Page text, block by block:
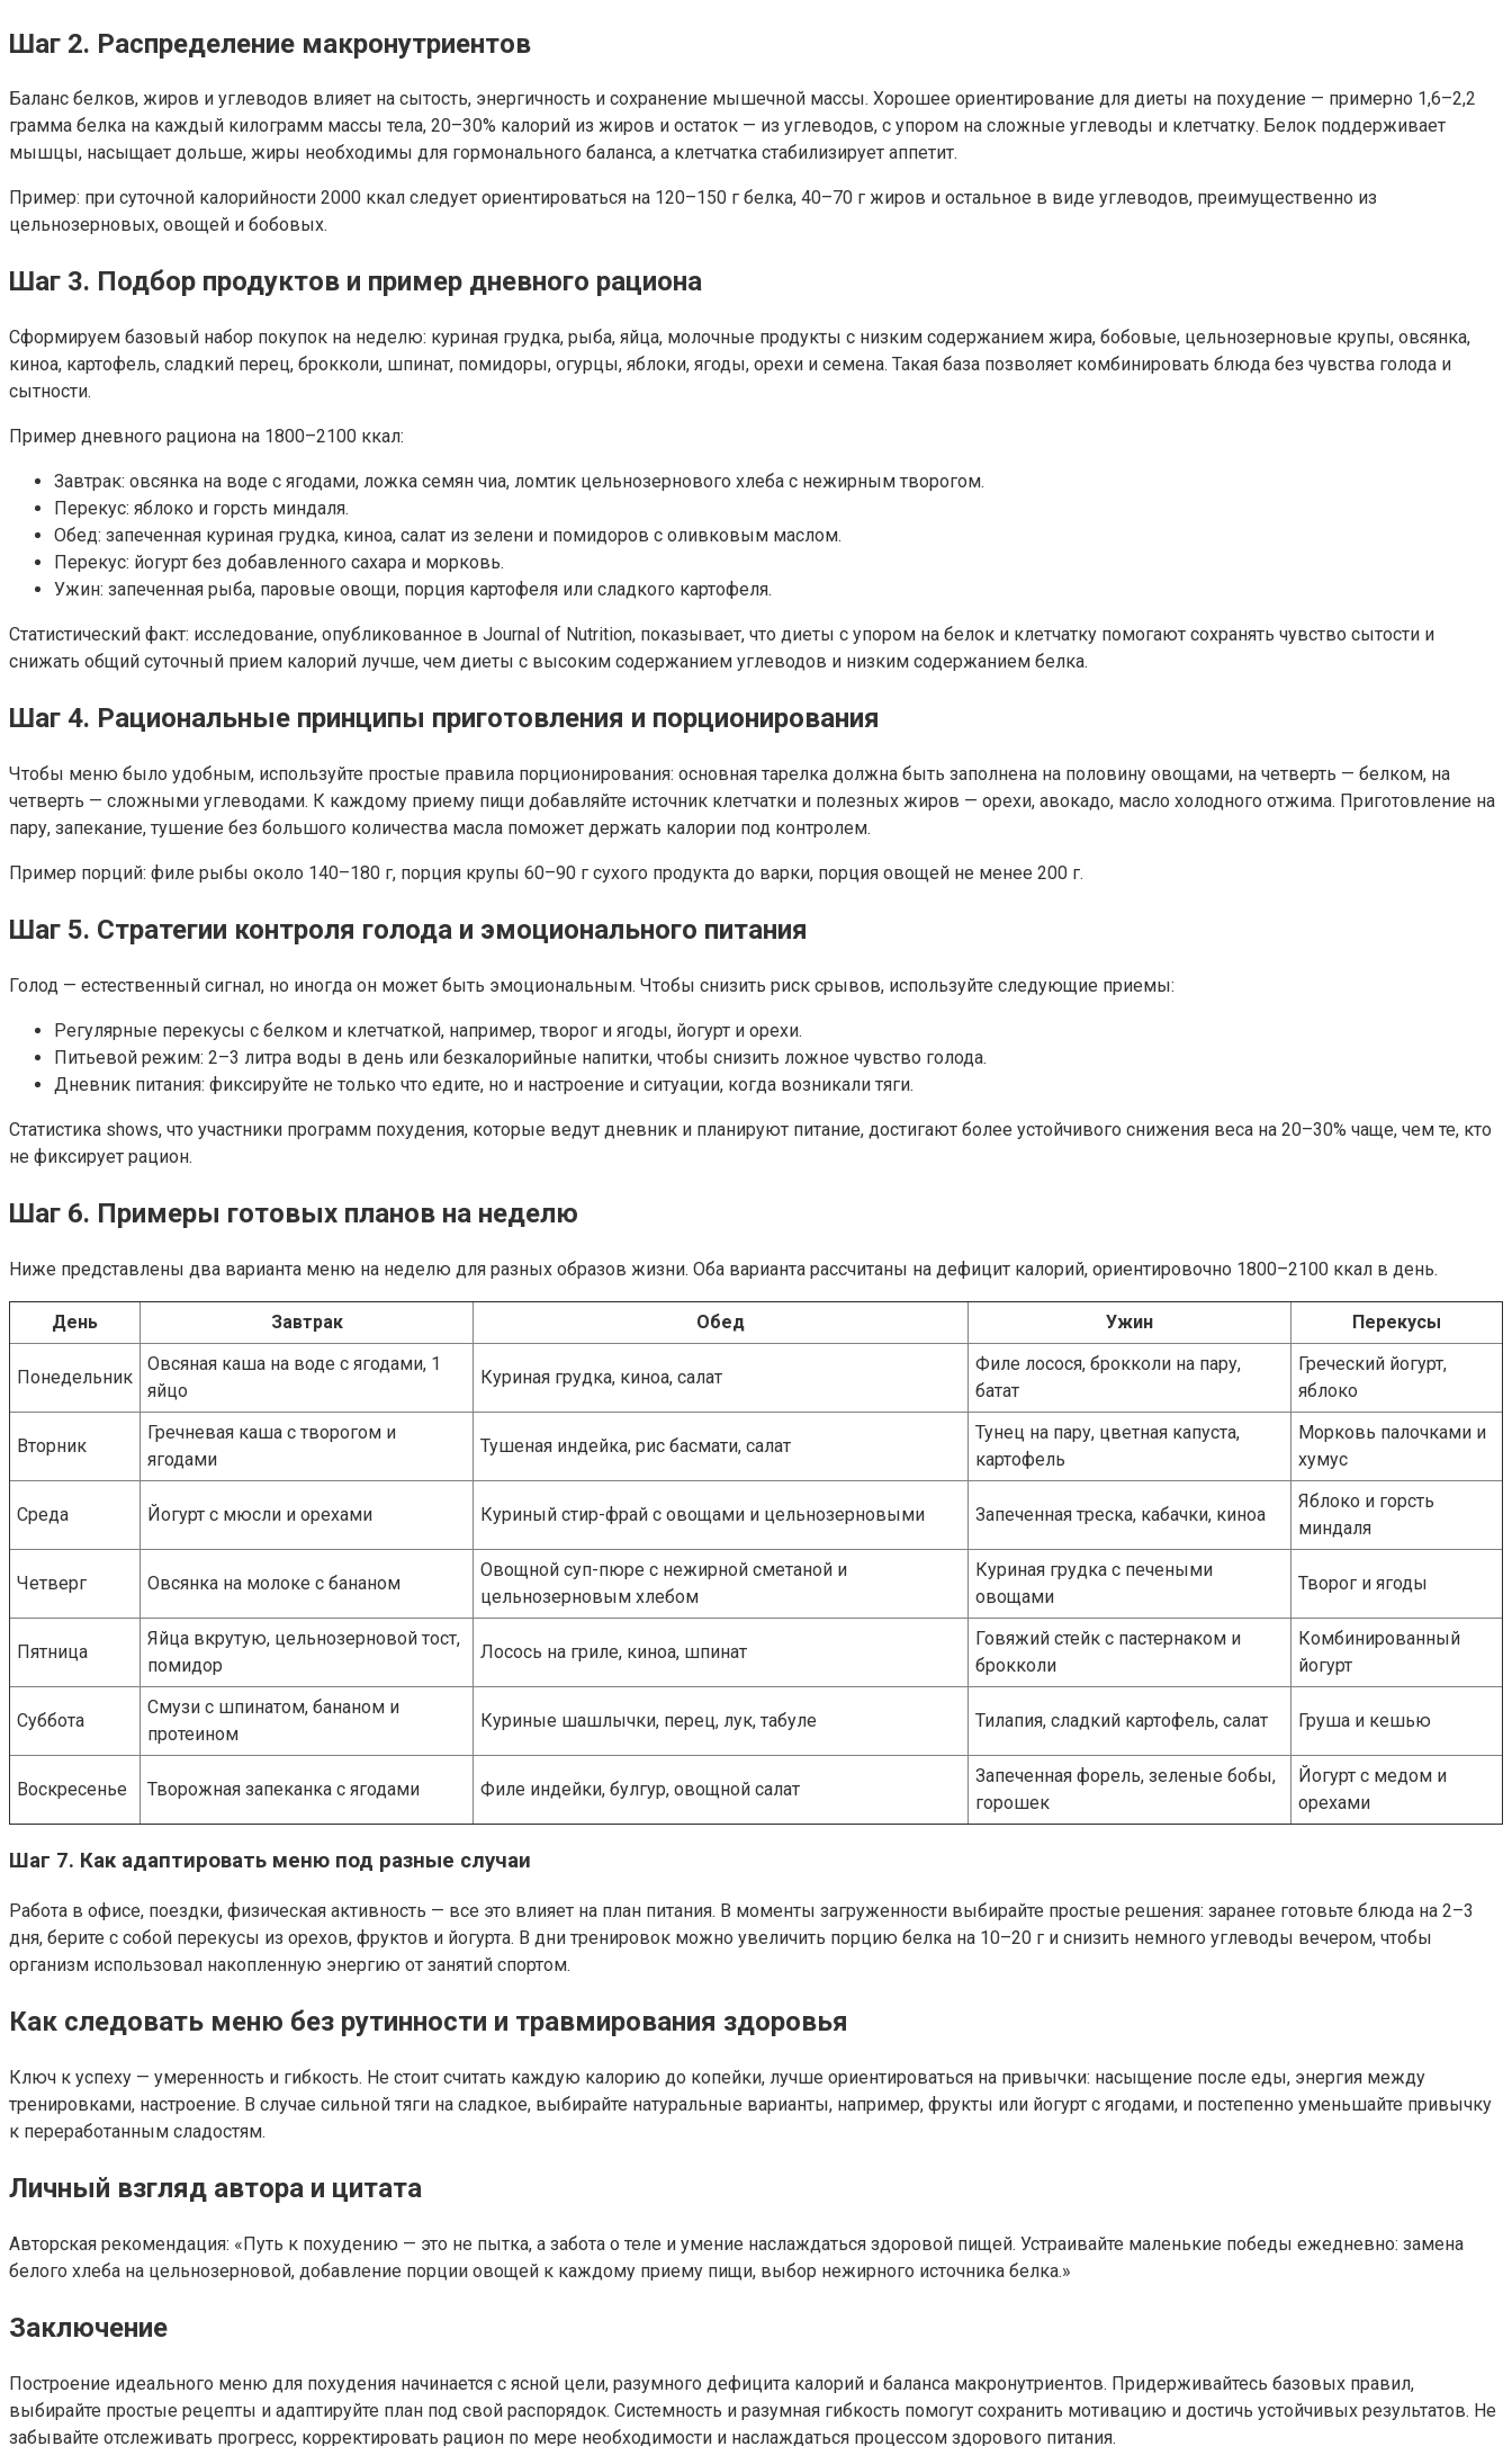
Шаг 2. Распределение макронутриентов
Баланс белков, жиров и углеводов влияет на сытость, энергичность и сохранение мышечной массы. Хорошее ориентирование для диеты на похудение — примерно 1,6–2,2
грамма белка на каждый килограмм массы тела, 20–30% калорий из жиров и остаток — из углеводов, с упором на сложные углеводы и клетчатку. Белок поддерживает
мышцы, насыщает дольше, жиры необходимы для гормонального баланса, а клетчатка стабилизирует аппетит.
Пример: при суточной калорийности 2000 ккал следует ориентироваться на 120–150 г белка, 40–70 г жиров и остальное в виде углеводов, преимущественно из
цельнозерновых, овощей и бобовых.
Шаг 3. Подбор продуктов и пример дневного рациона
Сформируем базовый набор покупок на неделю: куриная грудка, рыба, яйца, молочные продукты с низким содержанием жира, бобовые, цельнозерновые крупы, овсянка,
киноа, картофель, сладкий перец, брокколи, шпинат, помидоры, огурцы, яблоки, ягоды, орехи и семена. Такая база позволяет комбинировать блюда без чувства голода и
сытности.
Пример дневного рациона на 1800–2100 ккал:
Завтрак: овсянка на воде с ягодами, ложка семян чиа, ломтик цельнозернового хлеба с нежирным творогом.
Перекус: яблоко и горсть миндаля.
Обед: запеченная куриная грудка, киноа, салат из зелени и помидоров с оливковым маслом.
Перекус: йогурт без добавленного сахара и морковь.
Ужин: запеченная рыба, паровые овощи, порция картофеля или сладкого картофеля.
Статистический факт: исследование, опубликованное в Journal of Nutrition, показывает, что диеты с упором на белок и клетчатку помогают сохранять чувство сытости и
снижать общий суточный прием калорий лучше, чем диеты с высоким содержанием углеводов и низким содержанием белка.
Шаг 4. Рациональные принципы приготовления и порционирования
Чтобы меню было удобным, используйте простые правила порционирования: основная тарелка должна быть заполнена на половину овощами, на четверть — белком, на
четверть — сложными углеводами. К каждому приему пищи добавляйте источник клетчатки и полезных жиров — орехи, авокадо, масло холодного отжима. Приготовление на
пару, запекание, тушение без большого количества масла поможет держать калории под контролем.
Пример порций: филе рыбы около 140–180 г, порция крупы 60–90 г сухого продукта до варки, порция овощей не менее 200 г.
Шаг 5. Стратегии контроля голода и эмоционального питания
Голод — естественный сигнал, но иногда он может быть эмоциональным. Чтобы снизить риск срывов, используйте следующие приемы:
Регулярные перекусы с белком и клетчаткой, например, творог и ягоды, йогурт и орехи.
Питьевой режим: 2–3 литра воды в день или безкалорийные напитки, чтобы снизить ложное чувство голода.
Дневник питания: фиксируйте не только что едите, но и настроение и ситуации, когда возникали тяги.
Статистика shows, что участники программ похудения, которые ведут дневник и планируют питание, достигают более устойчивого снижения веса на 20–30% чаще, чем те, кто
не фиксирует рацион.
Шаг 6. Примеры готовых планов на неделю
Ниже представлены два варианта меню на неделю для разных образов жизни. Оба варианта рассчитаны на дефицит калорий, ориентировочно 1800–2100 ккал в день.
День Завтрак Обед Ужин Перекусы
Понедельник
Овсяная каша на воде с ягодами, 1
яйцо
Куриная грудка, киноа, салат
Филе лосося, брокколи на пару,
батат
Греческий йогурт,
яблоко
Вторник
Гречневая каша с творогом и
ягодами
Тушеная индейка, рис басмати, салат
Тунец на пару, цветная капуста,
картофель
Морковь палочками и
хумус
Среда Йогурт с мюсли и орехами Куриный стир-фрай с овощами и цельнозерновыми Запеченная треска, кабачки, киноа
Яблоко и горсть
миндаля
Четверг Овсянка на молоке с бананом
Овощной суп-пюре с нежирной сметаной и
цельнозерновым хлебом
Куриная грудка с печеными
овощами
Творог и ягоды
Пятница
Яйца вкрутую, цельнозерновой тост,
помидор
Лосось на гриле, киноа, шпинат
Говяжий стейк с пастернаком и
брокколи
Комбинированный
йогурт
Суббота
Смузи с шпинатом, бананом и
протеином
Куриные шашлычки, перец, лук, табуле Тилапия, сладкий картофель, салат Грушa и кешью
Воскресенье Творожная запеканка с ягодами Филе индейки, булгур, овощной салат
Запеченная форель, зеленые бобы,
горошек
Йогурт с медом и
орехами
Шаг 7. Как адаптировать меню под разные случаи
Работа в офисе, поездки, физическая активность — все это влияет на план питания. В моменты загруженности выбирайте простые решения: заранее готовьте блюда на 2–3
дня, берите с собой перекусы из орехов, фруктов и йогурта. В дни тренировок можно увеличить порцию белка на 10–20 г и снизить немного углеводы вечером, чтобы
организм использовал накопленную энергию от занятий спортом.
Как следовать меню без рутинности и травмирования здоровья
Ключ к успеху — умеренность и гибкость. Не стоит считать каждую калорию до копейки, лучше ориентироваться на привычки: насыщение после еды, энергия между
тренировками, настроение. В случае сильной тяги на сладкое, выбирайте натуральные варианты, например, фрукты или йогурт с ягодами, и постепенно уменьшайте привычку
к переработанным сладостям.
Личный взгляд автора и цитата
Авторская рекомендация: «Путь к похудению — это не пытка, а забота о теле и умение наслаждаться здоровой пищей. Устраивайте маленькие победы ежедневно: замена
белого хлеба на цельнозерновой, добавление порции овощей к каждому приему пищи, выбор нежирного источника белка.»
Заключение
Построение идеального меню для похудения начинается с ясной цели, разумного дефицита калорий и баланса макронутриентов. Придерживайтесь базовых правил,
выбирайте простые рецепты и адаптируйте план под свой распорядок. Системность и разумная гибкость помогут сохранить мотивацию и достичь устойчивых результатов. Не
забывайте отслеживать прогресс, корректировать рацион по мере необходимости и наслаждаться процессом здорового питания.